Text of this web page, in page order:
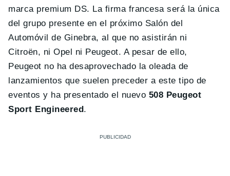
marca premium DS. La firma francesa será la única
del grupo presente en el próximo Salón del
Automóvil de Ginebra, al que no asistirán ni
Citroën, ni Opel ni Peugeot. A pesar de ello,
Peugeot no ha desaprovechado la oleada de
lanzamientos que suelen preceder a este tipo de
eventos y ha presentado el nuevo 508 Peugeot
Sport Engineered.